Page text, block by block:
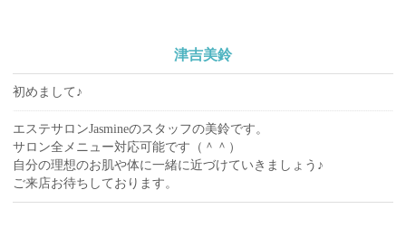
津吉美鈴
初めまして♪
エステサロンJasmineのスタッフの美鈴です。
サロン全メニュー対応可能です（＾＾）
自分の理想のお肌や体に一緒に近づけていきましょう♪
ご来店お待ちしております。